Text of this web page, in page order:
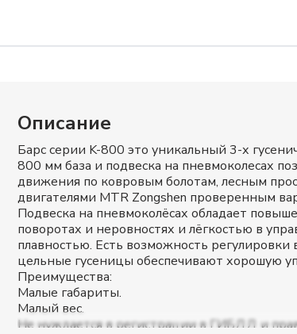
Описание
Барс серии K-800 это уникальный 3-х
800 мм база и подвеска на пневмоколесах
движения по ковровым болотам, лесным
двигателями MTR Zongshen проверенным
Подвеска на пневмоколёсах обладает
поворотах и неровностях и лёгкостью в
плавностью. Есть возможность
цельные гусеницы обеспечивают хорошую
Преимущества:
Малые габариты.
Малый вес.
Не нуждается в регистрации в ГИБДД и